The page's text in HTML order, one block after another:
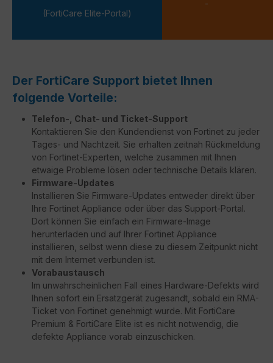
(FortiCare Elite-Portal)
-
Der FortiCare Support bietet Ihnen
folgende Vorteile:
Telefon-, Chat- und Ticket-Support
Kontaktieren Sie den Kundendienst von Fortinet zu jeder
Tages- und Nachtzeit. Sie erhalten zeitnah Rückmeldung
von Fortinet-Experten, welche zusammen mit Ihnen
etwaige Probleme lösen oder technische Details klären.
Firmware-Updates
Installieren Sie Firmware-Updates entweder direkt über
Ihre Fortinet Appliance oder über das Support-Portal.
Dort können Sie einfach ein Firmware-Image
herunterladen und auf Ihrer Fortinet Appliance
installieren, selbst wenn diese zu diesem Zeitpunkt nicht
mit dem Internet verbunden ist.
Vorabaustausch
Im unwahrscheinlichen Fall eines Hardware-Defekts wird
Ihnen sofort ein Ersatzgerät zugesandt, sobald ein RMA-
Ticket von Fortinet genehmigt wurde. Mit FortiCare
Premium & FortiCare Elite ist es nicht notwendig, die
defekte Appliance vorab einzuschicken.